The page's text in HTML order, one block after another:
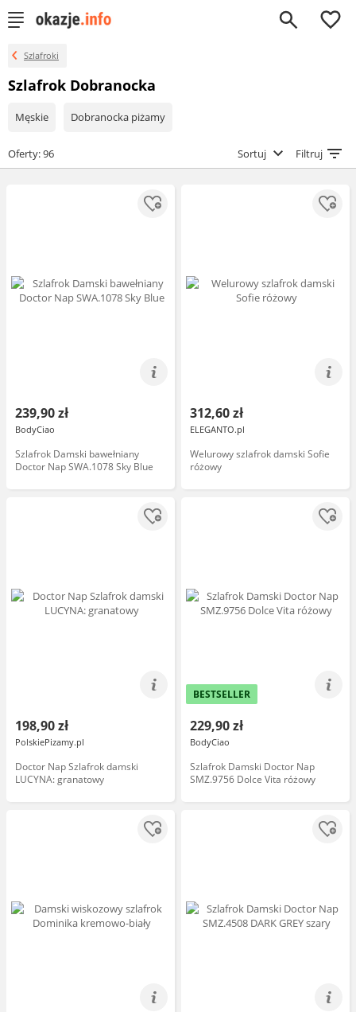
0
Szlafroki
Szlafrok Dobranocka
Męskie Dobranocka piżamy
Oferty: 96 Sortuj Filtruj
239,90 zł
BodyCiao
Szlafrok Damski bawełniany
Doctor Nap SWA.1078 Sky Blue
312,60 zł
ELEGANTO.pl
Welurowy szlafrok damski Sofie
różowy
198,90 zł
PolskiePizamy.pl
Doctor Nap Szlafrok damski
LUCYNA: granatowy
BESTSELLER
229,90 zł
BodyCiao
Szlafrok Damski Doctor Nap
SMZ.9756 Dolce Vita różowy